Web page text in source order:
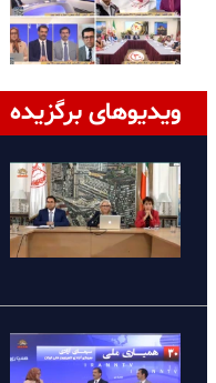
ویدیوهای برگزیده